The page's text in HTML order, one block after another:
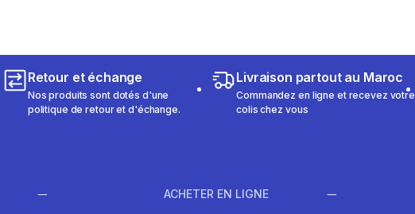
Retour et échange
Nos produits sont dotés d'une
politique de retour et d'échange.
Livraison partout au Maroc
Commandez en ligne et recevez votre
colis chez vous
ACHETER EN LIGNE